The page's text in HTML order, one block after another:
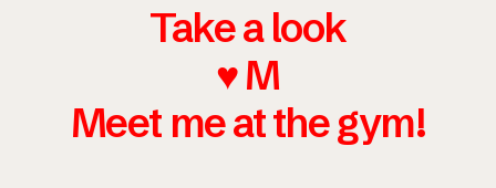
Take a look
♥ M
Meet me at the gym!